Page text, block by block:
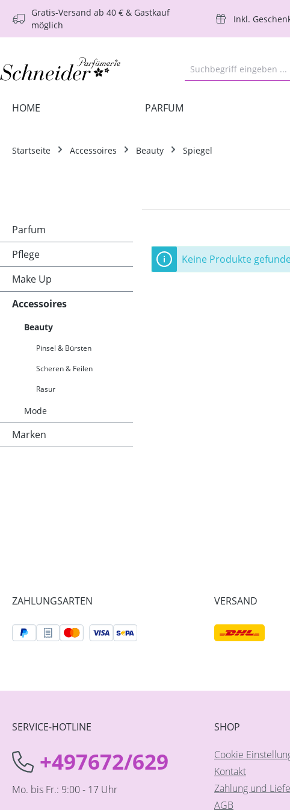
Hauptinhalt springen
Zur Suche springen
Zur Hauptnavigation springen
Gratis-Versand ab 40 € & Gastkauf
möglich
Inkl.
HOME PARFUM
Startseite Accessoires Beauty Spiegel
Parfum
Pflege
Make Up
Accessoires
Beauty
Pinsel & Bürsten
Scheren & Feilen
Rasur
Mode
Marken
Keine Produkte
ZAHLUNGSARTEN VERSAND
SERVICE-HOTLINE
+497672/629
Mo. bis Fr.: 9:00 - 17 Uhr
SHOP
Cookie
Kontakt
Zahlung und
AGB